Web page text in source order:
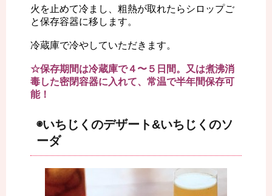
火を止めて冷まし、粗熱が取れたらシロップご
と保存容器に移します。
冷蔵庫で冷やしていただきます。
☆保存期間は冷蔵庫で４〜５日間。又は煮沸消
毒した密閉容器に入れて、常温で半年間保存可
能！
◉いちじくのデザート&いちじくのソ
ーダ